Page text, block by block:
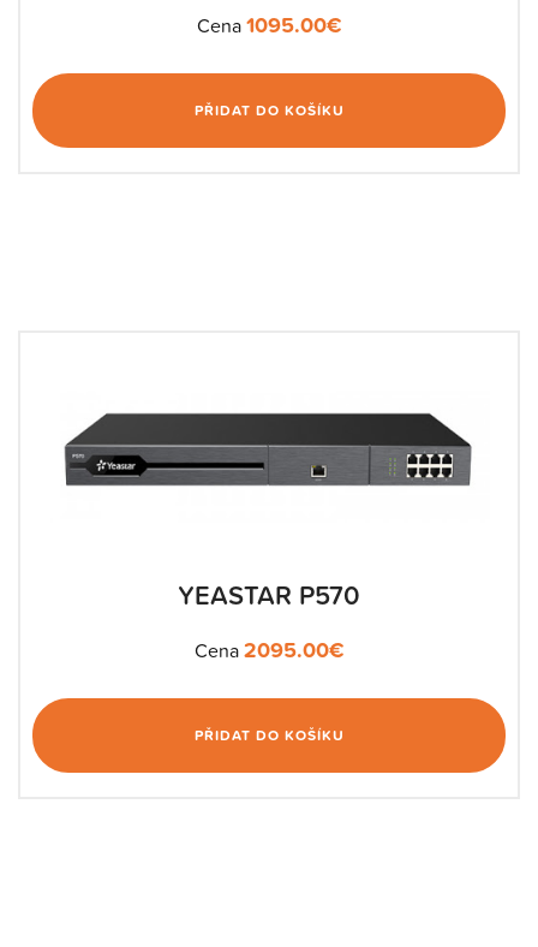
Cena1095.00€
PŘIDAT DO KOŠÍKU
YEASTAR P570
Cena2095.00€
PŘIDAT DO KOŠÍKU